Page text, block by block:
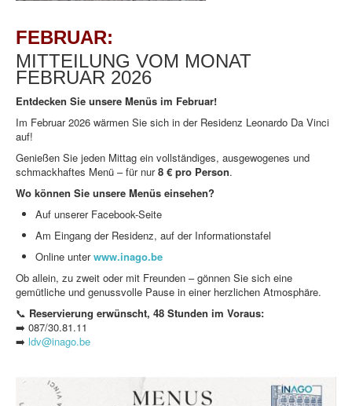
FEBRUAR:
MITTEILUNG VOM MONAT
FEBRUAR 2026
Entdecken Sie unsere Menüs im Februar!
Im Februar 2026 wärmen Sie sich in der Residenz Leonardo Da Vinci
auf!
Genießen Sie jeden Mittag ein vollständiges, ausgewogenes und
schmackhaftes Menü – für nur8 € pro Person.
Wo können Sie unsere Menüs einsehen?
Auf unserer Facebook-Seite
Am Eingang der Residenz, auf der Informationstafel
Online unterwww.inago.be
Ob allein, zu zweit oder mit Freunden – gönnen Sie sich eine
gemütliche und genussvolle Pause in einer herzlichen Atmosphäre.
📞 Reservierung erwünscht, 48 Stunden im Voraus:
➡️ 087/30.81.11
➡️ ldv@inago.be